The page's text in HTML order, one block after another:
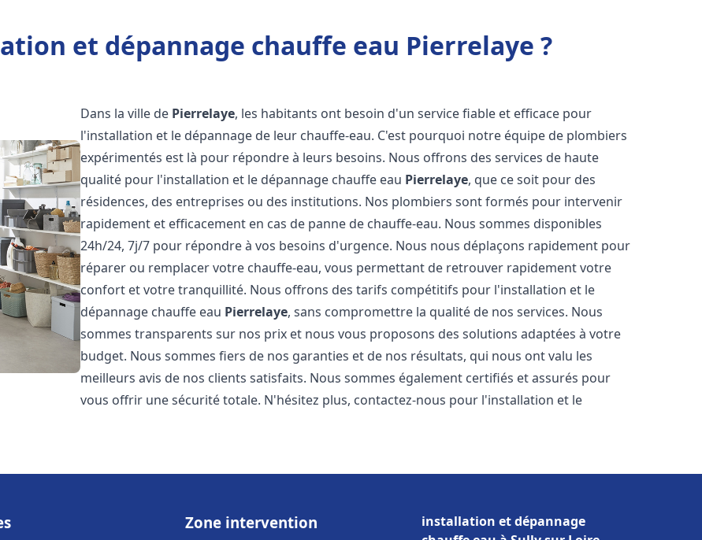
et dépannage chauffe eau Pierrelaye ?
Dans la ville de Pierrelaye, les habitants ont besoin d'un service fiable et efficace pour
l'installation et le dépannage de leur chauffe-eau. C'est pourquoi notre équipe de plombiers
expérimentés est là pour répondre à leurs besoins. Nous offrons des services de haute
qualité pour l'installation et le dépannage chauffe eau Pierrelaye, que ce soit pour des
résidences, des entreprises ou des institutions. Nos plombiers sont formés pour intervenir
rapidement et efficacement en cas de panne de chauffe-eau. Nous sommes disponibles
24h/24, 7j/7 pour répondre à vos besoins d'urgence. Nous nous déplaçons rapidement pour
réparer ou remplacer votre chauffe-eau, vous permettant de retrouver rapidement votre
confort et votre tranquillité. Nous offrons des tarifs compétitifs pour l'installation et le
dépannage chauffe eau Pierrelaye, sans compromettre la qualité de nos services. Nous
sommes transparents sur nos prix et nous vous proposons des solutions adaptées à votre
budget. Nous sommes fiers de nos garanties et de nos résultats, qui nous ont valu les
meilleurs avis de nos clients satisfaits. Nous sommes également certifiés et assurés pour
vous offrir une sécurité totale. N'hésitez plus, contactez-nous pour l'installation et le
Zone intervention
installation et dépannage